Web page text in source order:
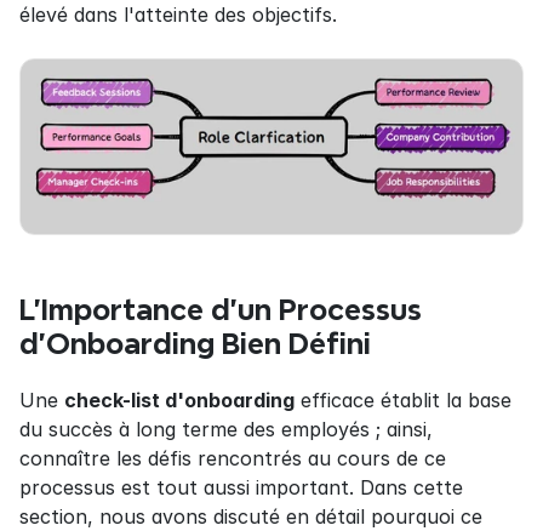
élevé dans l'atteinte des objectifs.
L'Importance d'un Processus
d'Onboarding Bien Défini
Une check-list d'onboarding efficace établit la base
du succès à long terme des employés ; ainsi,
connaître les défis rencontrés au cours de ce
processus est tout aussi important. Dans cette
section, nous avons discuté en détail pourquoi ce